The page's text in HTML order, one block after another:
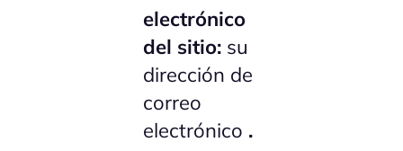
electrónico
del sitio: su
dirección de
correo
electrónico .